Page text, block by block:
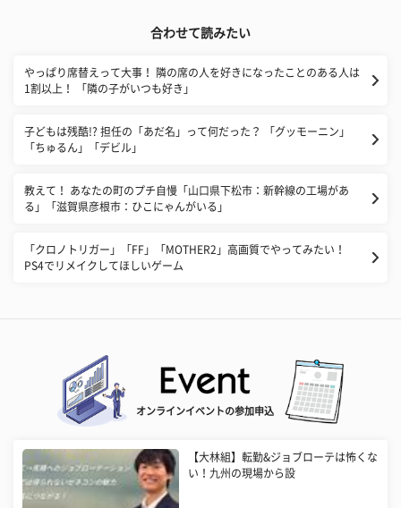
合わせて読みたい
やっぱり席替えって大事！ 隣の席の人を好きになったことのある人は
1割以上！ 「隣の子がいつも好き」
子どもは残酷!? 担任の「あだ名」って何だった？ 「グッモーニン」
「ちゅるん」「デビル」
教えて！ あなたの町のプチ自慢「山口県下松市：新幹線の工場があ
る」「滋賀県彦根市：ひこにゃんがいる」
「クロノトリガー」「FF」「MOTHER2」高画質でやってみたい！
PS4でリメイクしてほしいゲーム
オンラインイベントの参加申込
【大林組】転勤&ジョブローテは怖くな
い！九州の現場から設